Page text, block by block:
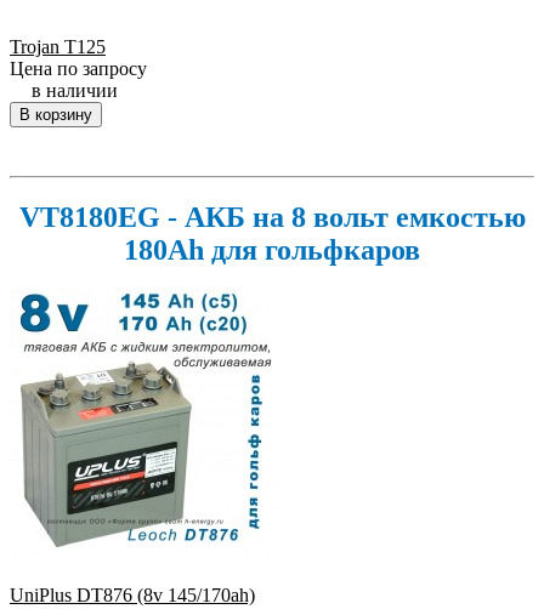
Trojan T125
Цена по запросу
в наличии
В корзину
VT8180EG - АКБ на 8 вольт емкостью
180Ah для гольфкаров
UniPlus DT876 (8v 145/170ah)